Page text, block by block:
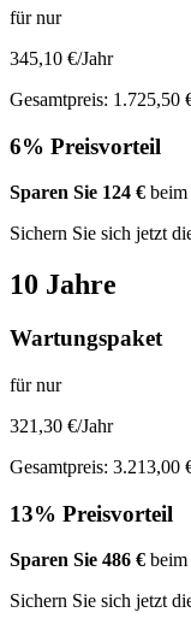
für nur
345,10 €/Jahr
Gesamtpreis: 1.725,50
6% Preisvorteil
Sparen Sie 124 € beim
Sichern Sie sich jetzt
10 Jahre
Wartungspaket
für nur
321,30 €/Jahr
Gesamtpreis: 3.213,00
13% Preisvorteil
Sparen Sie 486 € beim
Sichern Sie sich jetzt